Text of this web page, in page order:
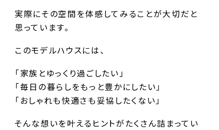
実際にその空間を体感してみることが大切だと
思っています。
このモデルハウスには、
「家族とゆっくり過ごしたい」
「毎日の暮らしをもっと豊かにしたい」
「おしゃれも快適さも妥協したくない」
そんな想いを叶えるヒントがたくさん詰まってい